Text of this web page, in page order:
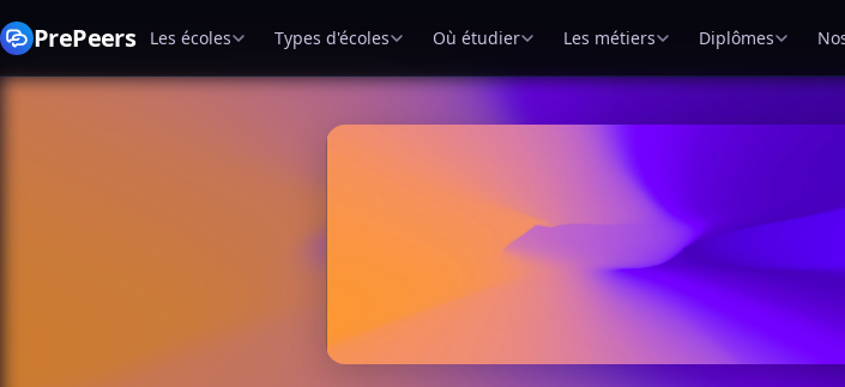
PrePeers Les écoles Types d'écoles Où étudier Les métiers Diplômes